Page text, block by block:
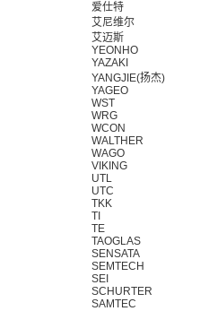
爱仕特
艾尼维尔
艾迈斯
YEONHO
YAZAKI
YANGJIE(扬杰)
YAGEO
WST
WRG
WCON
WALTHER
WAGO
VIKING
UTL
UTC
TKK
TI
TE
TAOGLAS
SENSATA
SEMTECH
SEI
SCHURTER
SAMTEC